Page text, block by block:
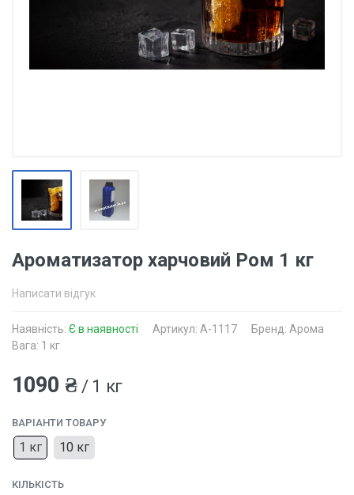
Ароматизатор харчовий Ром 1 кг
Написати відгук
Наявність: Є в наявності Артикул: A-1117
Бренд: Арома
Вага: 1 кг
1090 ₴ / 1 кг
ВАРІАНТИ ТОВАРУ
1 кг 10 кг
КІЛЬКІСТЬ